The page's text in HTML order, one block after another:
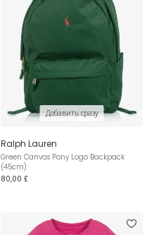
Добавить сразу
Ralph Lauren
Green Canvas Pony Logo Backpack
(45cm)
80,00 £